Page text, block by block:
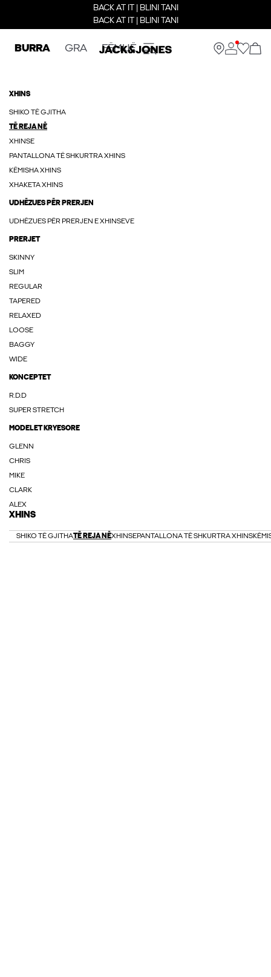
BACK AT IT | BLINI TANI
BACK AT IT | BLINI TANI
BURRA GRA FËMIJË
XHINS
SHIKO TË GJITHA
TË REJA NË
XHINSE
PANTALLONA TË SHKURTRA XHINS
KËMISHA XHINS
XHAKETA XHINS
UDHËZUES PËR PRERJEN
UDHËZUES PËR PRERJEN E XHINSEVE
PRERJET
SKINNY
SLIM
REGULAR
TAPERED
RELAXED
LOOSE
BAGGY
WIDE
KONCEPTET
R.D.D
SUPER STRETCH
MODELET KRYESORE
GLENN
CHRIS
MIKE
CLARK
ALEX
XHINS
SHIKO TË GJITHATË REJA NËXHINSEPANTALLONA TË SHKURTRA XHINS